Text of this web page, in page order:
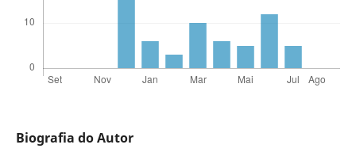
Biografia do Autor